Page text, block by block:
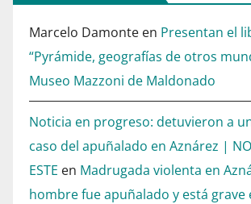
Marcelo Damonte en Presentan el
“Pyrámide, geografías de otros
Museo Mazzoni de Maldonado
Noticia en progreso: detuvieron a
caso del apuñalado en Aznárez |
ESTE en Madrugada violenta en
hombre fue apuñalado y está grave